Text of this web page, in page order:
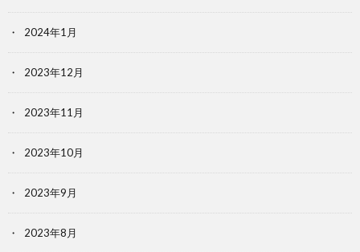
2024年1月
2023年12月
2023年11月
2023年10月
2023年9月
2023年8月